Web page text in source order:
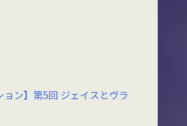
ョン】第5回 ジェイスとヴラ